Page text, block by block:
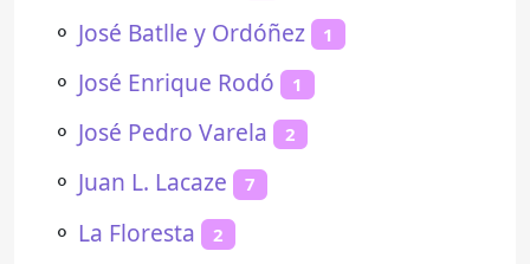
⚬ José Batlle y Ordóñez 1
⚬ José Enrique Rodó 1
⚬ José Pedro Varela 2
⚬ Juan L. Lacaze 7
⚬ La Floresta 2